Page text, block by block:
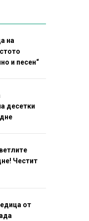
на
и песен“
десетки
Честит
от